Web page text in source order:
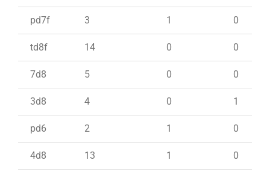
pd7f 3 1 0
td8f 14 0 0
7d8 5 0 0
3d8 4 0 1
pd6 2 1 0
4d8 13 1 0